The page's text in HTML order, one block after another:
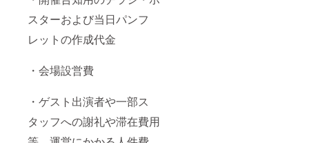
スターおよび当日パンフ
レットの作成代金
・会場設営費
・ゲスト出演者や一部ス
タッフへの謝礼や滞在費用